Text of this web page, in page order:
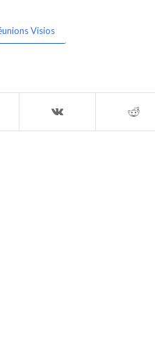
Visios